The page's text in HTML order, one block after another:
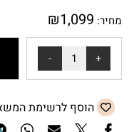
מחיר:
₪1,099
הוסף לרשימת